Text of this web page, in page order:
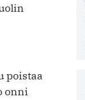
poistaa
onni